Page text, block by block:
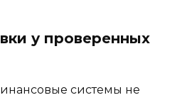
у проверенных
системы не